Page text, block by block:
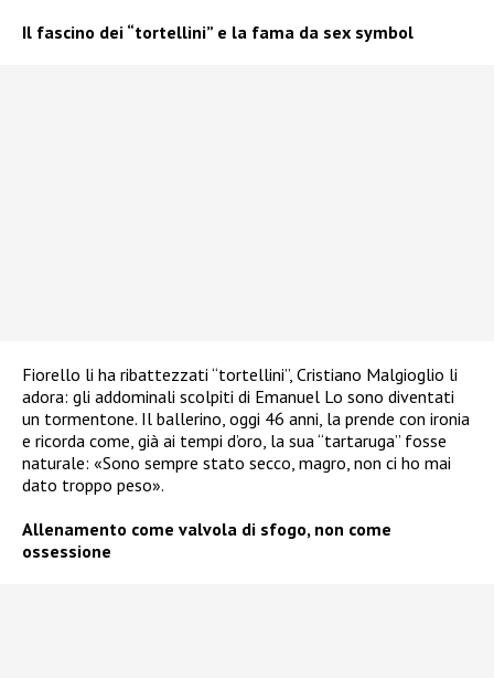
Il fascino dei “tortellini” e la fama da sex symbol
Fiorello li ha ribattezzati “tortellini”, Cristiano Malgioglio li
adora: gli addominali scolpiti di Emanuel Lo sono diventati
un tormentone. Il ballerino, oggi 46 anni, la prende con ironia
e ricorda come, già ai tempi d’oro, la sua “tartaruga” fosse
naturale: «Sono sempre stato secco, magro, non ci ho mai
dato troppo peso».
Allenamento come valvola di sfogo, non come
ossessione